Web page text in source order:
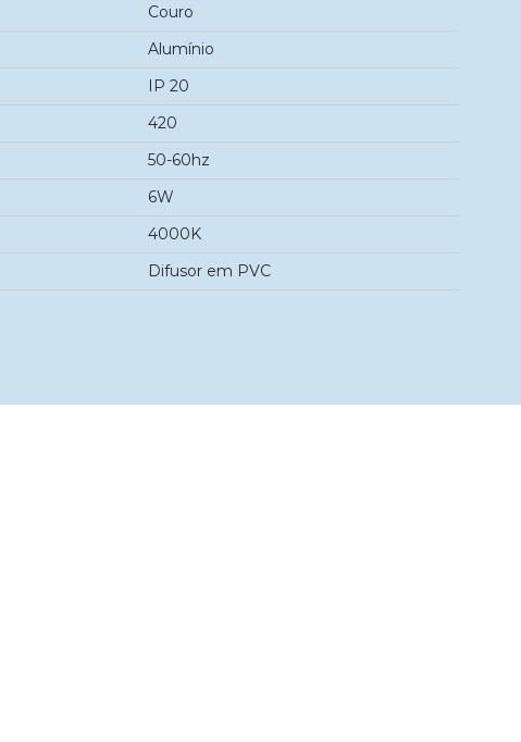
Couro
Alumínio
IP 20
420
50-60hz
6W
4000K
Difusor em PVC